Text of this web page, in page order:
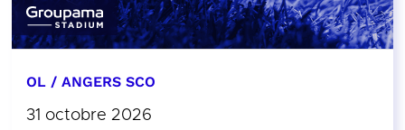
OL / ANGERS SCO
31 octobre 2026